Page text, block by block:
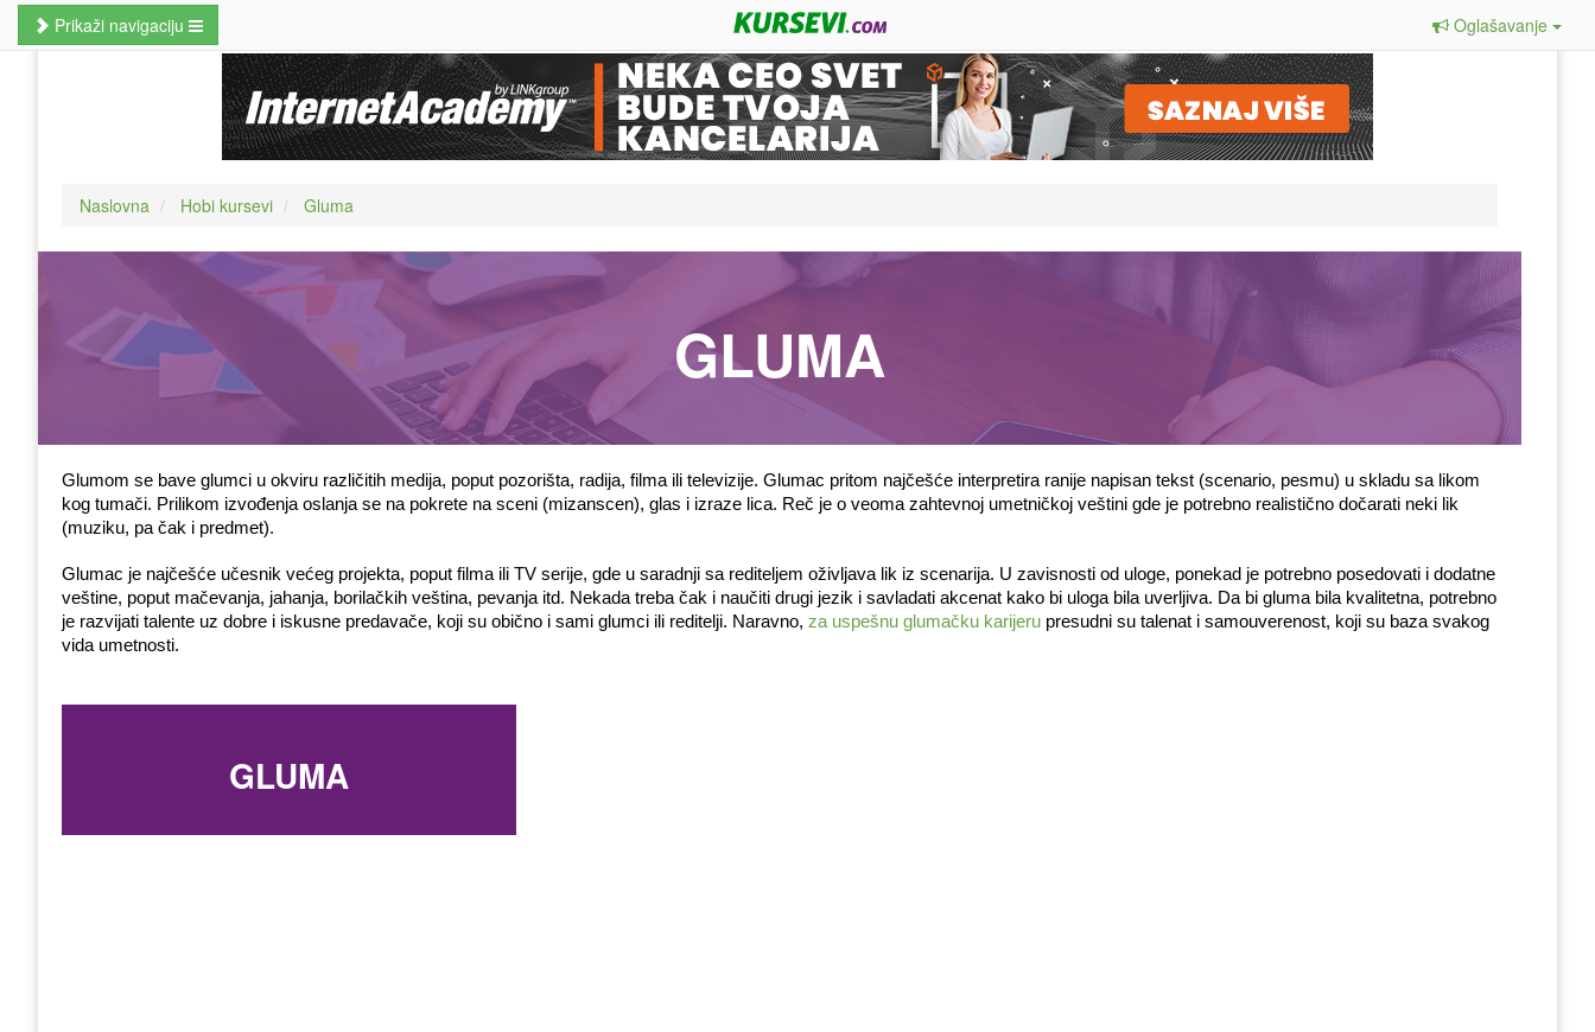
Prikaži navigaciju
Oglašavanje
Kursevi računara
Prekvalifikacije i zanati
Hobi kursevi
Naslovna Hobi kursevi Gluma
GLUMA
Glumom se bave glumci u okviru različitih medija, poput pozorišta, radija, filma ili televizije. Glumac pritom najčešće interpretira ranije napisan tekst (scenario, pesmu) u skladu sa likom
kog tumači. Prilikom izvođenja oslanja se na pokrete na sceni (mizanscen), glas i izraze lica. Reč je o veoma zahtevnoj umetničkoj veštini gde je potrebno realistično dočarati neki lik
(muziku, pa čak i predmet).
Glumac je najčešće učesnik većeg projekta, poput filma ili TV serije, gde u saradnji sa rediteljem oživljava lik iz scenarija. U zavisnosti od uloge, ponekad je potrebno posedovati i dodatne
veštine, poput mačevanja, jahanja, borilačkih veština, pevanja itd. Nekada treba čak i naučiti drugi jezik i savladati akcenat kako bi uloga bila uverljiva. Da bi gluma bila kvalitetna, potrebno
je razvijati talente uz dobre i iskusne predavače, koji su obično i sami glumci ili reditelji. Naravno, za uspešnu glumačku karijeru presudni su talenat i samouverenost, koji su baza svakog
vida umetnosti.
GLUMA